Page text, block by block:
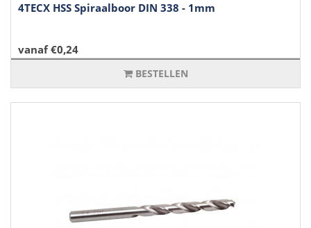
4TECX HSS Spiraalboor DIN 338 - 1mm
vanaf €0,24
BESTELLEN